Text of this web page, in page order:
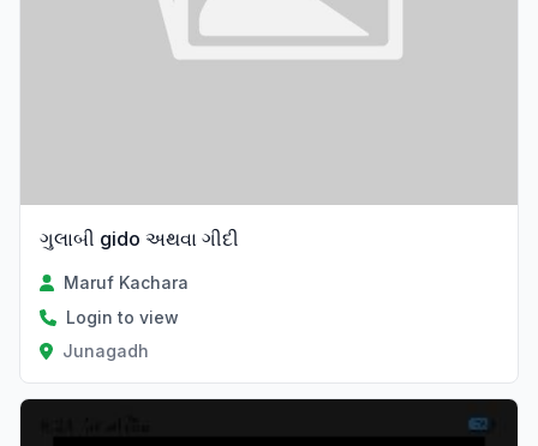
ગુલાબી gido અથવા ગીદી
Maruf Kachara
Login to view
Junagadh